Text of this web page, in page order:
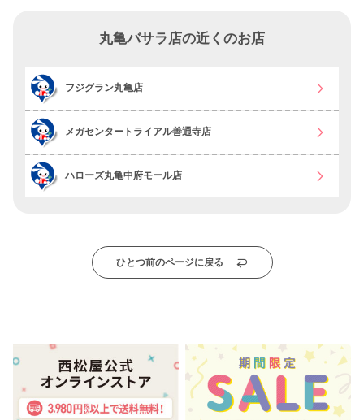
丸亀バサラ店の近くのお店
フジグラン丸亀店
メガセンタートライアル善通寺店
ハローズ丸亀中府モール店
ひとつ前のページに戻る